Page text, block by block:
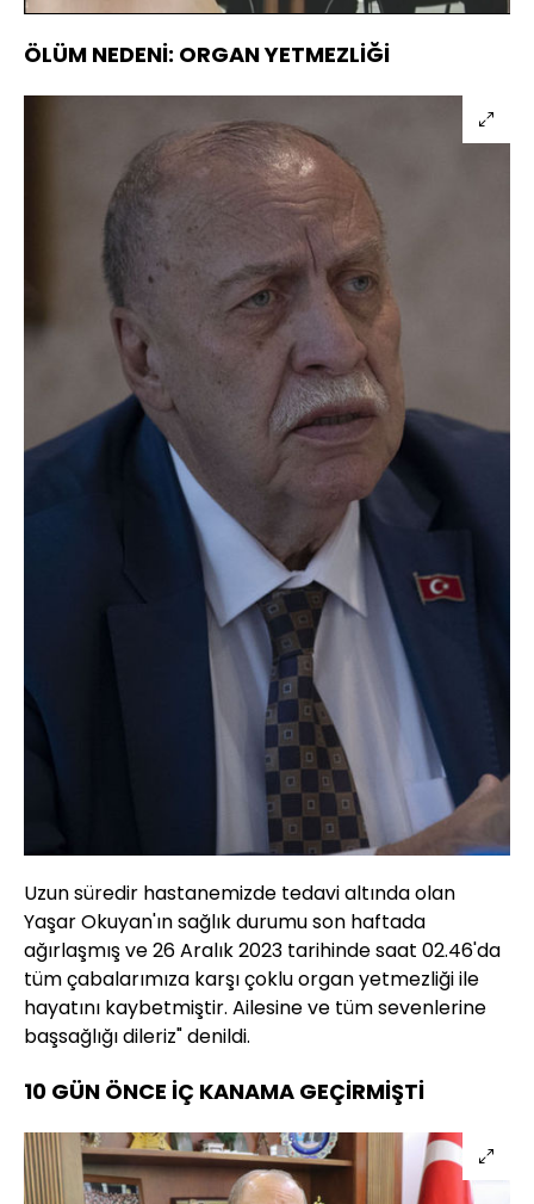
Aç
Hızı
ÖLÜM NEDENİ: ORGAN YETMEZLİĞİ
Uzun süredir hastanemizde tedavi altında olan
Yaşar Okuyan'ın sağlık durumu son haftada
ağırlaşmış ve 26 Aralık 2023 tarihinde saat 02.46'da
tüm çabalarımıza karşı çoklu organ yetmezliği ile
hayatını kaybetmiştir. Ailesine ve tüm sevenlerine
başsağlığı dileriz" denildi.
10 GÜN ÖNCE İÇ KANAMA GEÇİRMİŞTİ